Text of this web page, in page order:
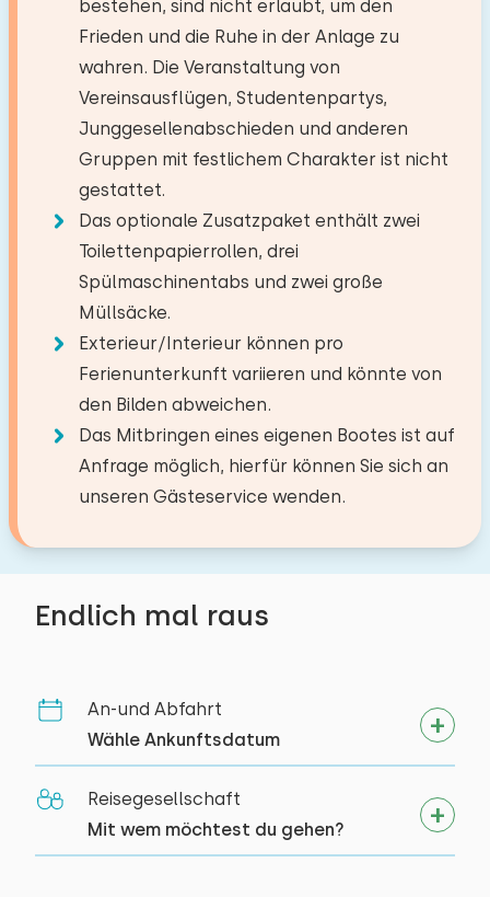
Endlich mal raus
Anzahl der Erwachsene −
Anzahl der Kinder − +
Anzahl der Babys − +
Anzahl der Haustiere Nicht erlaubt
Löschen Verwenden
An-und Abfahrt
Wähle Ankunftsdatum
Reisegesellschaft
Mit wem möchtest du gehen?
bestehen, sind nicht erlaubt, um den
Frieden und die Ruhe in der Anlage zu
wahren. Die Veranstaltung von
Vereinsausflügen, Studentenpartys,
Junggesellenabschieden und anderen
Gruppen mit festlichem Charakter ist nicht
gestattet.
Das optionale Zusatzpaket enthält zwei
Toilettenpapierrollen, drei
Spülmaschinentabs und zwei große
Müllsäcke.
Exterieur/Interieur können pro
Ferienunterkunft variieren und könnte von
den Bilden abweichen.
Das Mitbringen eines eigenen Bootes ist auf
Anfrage möglich, hierfür können Sie sich an
unseren Gästeservice wenden.
Kombi Backofen/Mikrowelle
Geschirrspüler
Kühlschrank mit Gefrierfach
Nespresso
Wasserkocher
Draußen
Privatparkplätze: 2
Garten
Mit Terrasse
Gartenmöbel
Zugänglichkeit
Min. 1 badkamer op begane grond
Sportvereine
Studentenvereinigungen
Jugendgruppen (bis 25 jahre)
Grundschulgruppen
Bett: Einzel
Abmessungen: 90 x 200
Bettdecke(n): Einzelbettdecke
Schlafzimmer
Boden:
Schlafplätze: 2
Bett: Einzel
Abmessungen: 90 x 200
Bettdecke(n): Einzelbettdecke
Abmessungen: 90 x 200
Bettdecke(n): Einzelbettdecke
Schlafzimmer
Boden:
1. Stock
1. Stock
Einrichtungen:
Waschen-Handbassin
Toilet
DuschKabine
Toilettenraum
Nationalpark
24,0 km
Zugbahnhof
22,6 km
Bushaltestelle
Aktivitäten in der
Kanu fahren
Spazieren
Rad fahren
Tennis
Schwimmen
Suppe
Bootfahren
Original anzeigen
Unsere Villa 127 war einfach fantastisch! Was
für ein Aufenthalt, vor allem die Lage direkt am
Wasser mit dem wunderschönen, beruhigenden
Ausblick! Einfach spitze! Eine herrliche, sonnige
Lounge-Terrasse direkt am Wasser! Eine
wunderschöne überdachte Terrasse mit einem
Außenkamin, der wunderbar brennt! Wir sechs
Mütter haben es sehr genossen! Auch der
Fahrradservice war erstklassig.
Alle Bewertungen